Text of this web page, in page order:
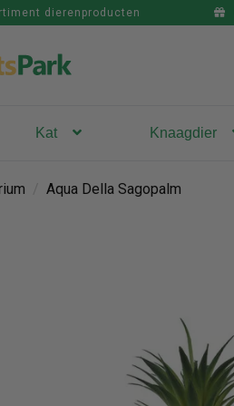
dierenproducten
Kat Knaagdier
Aqua Della Sagopalm